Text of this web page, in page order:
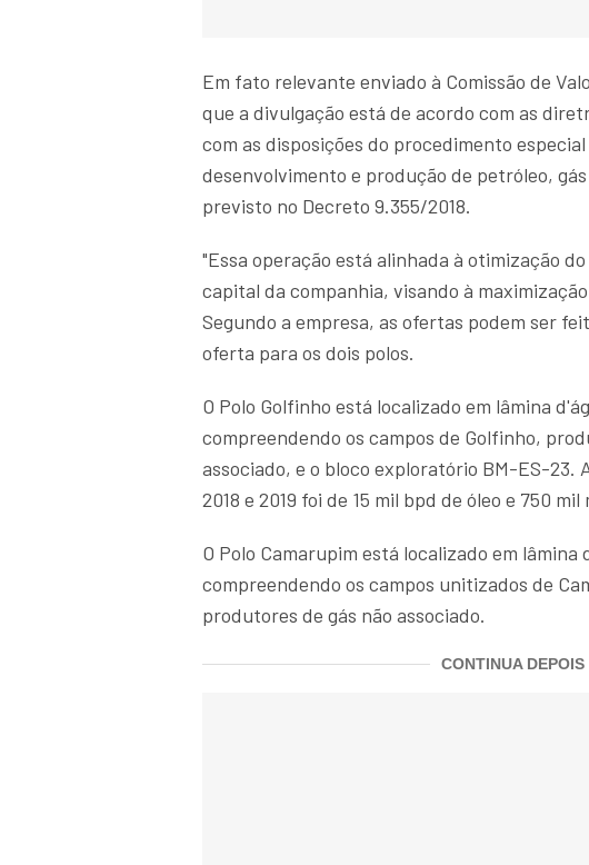
Em fato relevante enviado à Comissão de
que a divulgação está de acordo com as
com as disposições do procedimento
desenvolvimento e produção de petróleo,
previsto no Decreto 9.355/2018.
"Essa operação está alinhada à otimização
capital da companhia, visando à
Segundo a empresa, as ofertas podem ser
oferta para os dois polos.
O Polo Golfinho está localizado em lâmina
compreendendo os campos de Golfinho,
associado, e o bloco exploratório BM-ES-
2018 e 2019 foi de 15 mil bpd de óleo e 750 mil
O Polo Camarupim está localizado em lâmina
compreendendo os campos unitizados de
produtores de gás não associado.
CONTINUA